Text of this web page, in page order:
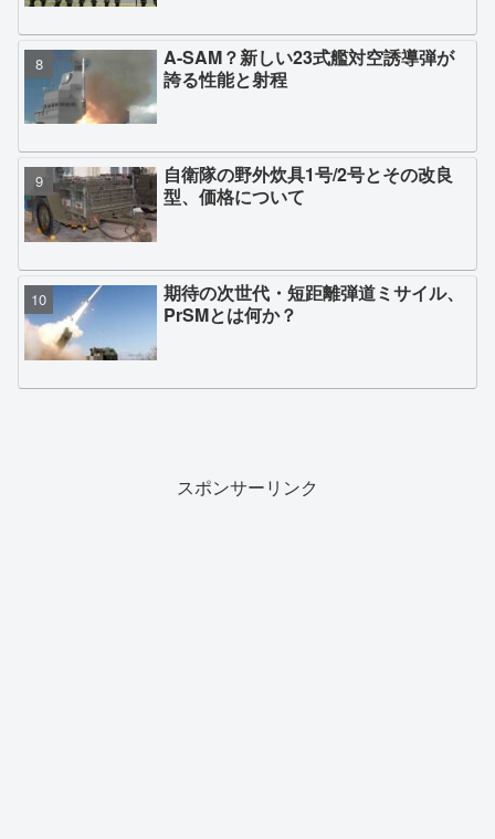
A-SAM？新しい23式艦対空誘導弾が
誇る性能と射程
自衛隊の野外炊具1号/2号とその改良
型、価格について
期待の次世代・短距離弾道ミサイル、
PrSMとは何か？
スポンサーリンク